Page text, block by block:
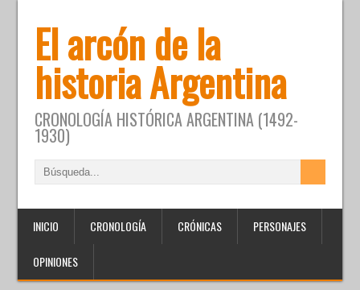
El arcón de la
historia Argentina
CRONOLOGÍA HISTÓRICA ARGENTINA (1492-
1930)
INICIO CRONOLOGÍA CRÓNICAS PERSONAJES
OPINIONES